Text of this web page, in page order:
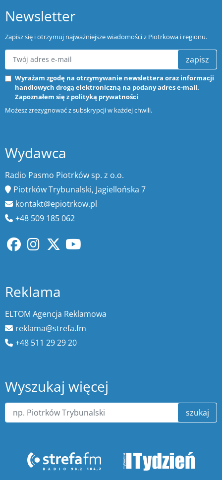
Newsletter
Zapisz się i otrzymuj najważniejsze wiadomości z Piotrkowa i regionu.
zapisz
Wyrażam zgodę na otrzymywanie newslettera oraz informacji
handlowych drogą elektroniczną na podany adres e-mail.
Zapoznałem się z polityką prywatności
Możesz zrezygnować z subskrypcji w każdej chwili.
Wydawca
Radio Pasmo Piotrków sp. z o.o.
Piotrków Trybunalski, Jagiellońska 7
kontakt@epiotrkow.pl
+48 509 185 062
Reklama
ELTOM Agencja Reklamowa
reklama@strefa.fm
+48 511 29 29 20
Wyszukaj więcej
szukaj